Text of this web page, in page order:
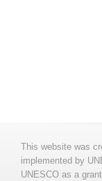
This website was
implemented by
UNESCO as a